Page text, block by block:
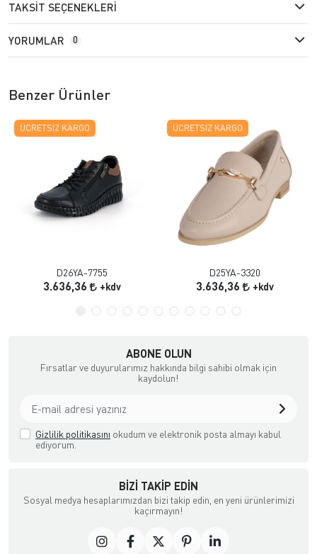
TAKSIT SEÇENEKLERI
YORUMLAR 0
Benzer Ürünler
ÜCRETSIZ KARGO
D26YA-7755
3.636,36 +kdv
ÜCRETSIZ KARGO
D25YA-3320
3.636,36 +kdv
ABONE OLUN
Fırsatlar ve duyurularımız hakkında bilgi sahibi olmak için
kaydolun!
Gizlilik politikasını okudum ve elektronik posta almayı kabul
ediyorum.
BIZI TAKIP EDIN
Sosyal medya hesaplarımızdan bizi takip edin, en yeni ürünlerimizi
kaçırmayın!